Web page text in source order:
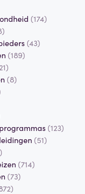
(174)
(43)
(189)
(8)
(123)
(51)
(714)
(73)